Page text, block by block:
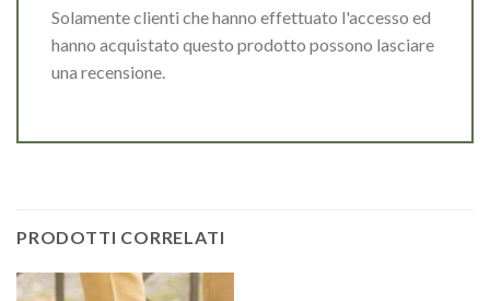
Solamente clienti che hanno effettuato l'accesso ed
hanno acquistato questo prodotto possono lasciare
una recensione.
PRODOTTI CORRELATI